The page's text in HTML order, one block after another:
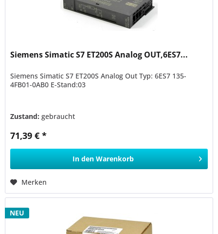
Siemens Simatic S7 ET200S Analog OUT,6ES7...
Siemens Simatic S7 ET200S Analog Out Typ: 6ES7 135-
4FB01-0AB0 E-Stand:03
Zustand:gebraucht
71,39 € *
In den Warenkorb
Merken
NEU